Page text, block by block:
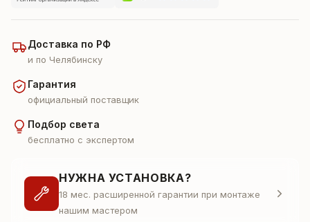
Доставка по РФ
и по Челябинску
Гарантия
официальный поставщик
Подбор света
бесплатно с экспертом
НУЖНА УСТАНОВКА?
18 мес. расширенной гарантии при монтаже
нашим мастером